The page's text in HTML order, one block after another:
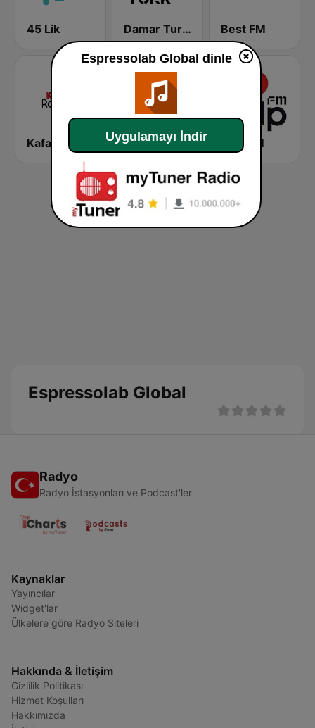
45 Lik Damar Turk FM Best FM
Kafa Radyo Virgin Radio Türkiye Kalp FM
Espressolab Global
Radyo
Radyo İstasyonları ve Podcast'ler
Kaynaklar
Yayıncılar
Widget'lar
Ülkelere göre Radyo Siteleri
Hakkında & İletişim
Gizlilik Politikası
Hizmet Koşulları
Hakkımızda
Espressolab Global dinle
Uygulamayı İndir